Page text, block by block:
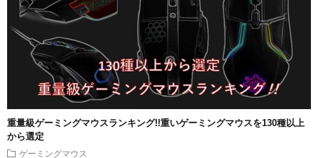
重量級ゲーミングマウスランキング!!重いゲーミングマウスを130種以上
から選定
ゲーミングマウス